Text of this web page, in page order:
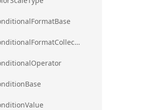
ig.excel.ConditionalFormatCollection